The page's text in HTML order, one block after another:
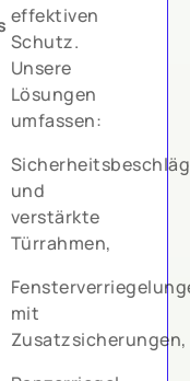
effektiven
Schutz.
Unsere
Lösungen
umfassen:
und
verstärkte
Türrahmen,
mit
Zusatzsicherungen,